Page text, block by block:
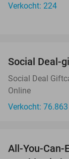
Verkocht: 224
Social Deal-
Social Deal
Online
Verkocht: 76.863
All-You-Can-